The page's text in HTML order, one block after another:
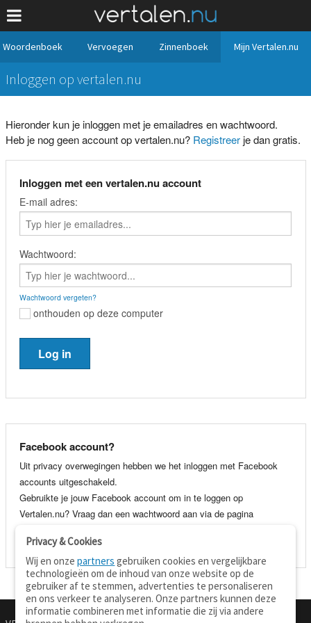
Woordenboek Vervoegen Zinnenboek Mijn Vertalen.nu
Inloggen op vertalen.nu
Hieronder kun je inloggen met je emailadres en wachtwoord.
Heb je nog geen account op vertalen.nu? Registreerje dan gratis.
Inloggen met een vertalen.nu account
E-mail adres:
Wachtwoord:
Wachtwoord vergeten?
onthouden op deze computer
Facebook account?
Uit privacy overwegingen hebben we het inloggen met Facebook
accounts uitgeschakeld.
Gebruikte je jouw Facebook account om in te loggen op
Vertalen.nu? Vraag dan een wachtwoord aan via de pagina
je e-mail adres en wachtwoord.
Privacy & Cookies
Wij en onzepartners gebruiken cookies en vergelijkbare
technologieën om de inhoud van onze website op de
gebruiker af te stemmen, advertenties te personaliseren
en ons verkeer te analyseren. Onze partners kunnen deze
informatie combineren met informatie die zij via andere